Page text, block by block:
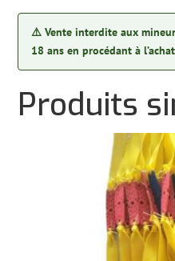
⚠️ Vente interdite aux
18 ans en procédant à
Produits